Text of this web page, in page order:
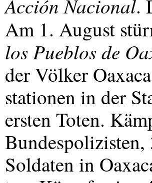
Acción Nacional.
Am 1. August
los Pueblos de
der Völker
stationen in der
ersten Toten.
Soldaten in